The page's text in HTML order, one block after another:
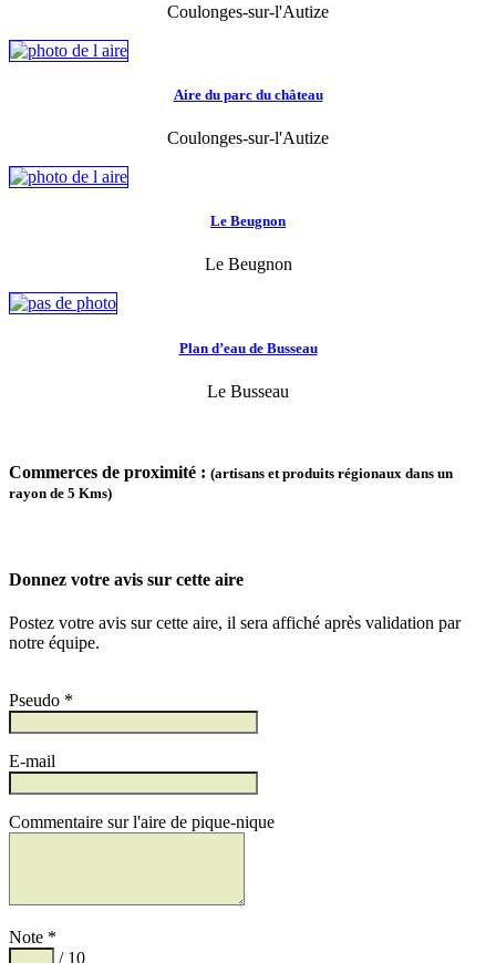
Coulonges-sur-l'Autize
Aire du parc du château
Coulonges-sur-l'Autize
Le Beugnon
Le Beugnon
Plan d’eau de Busseau
Le Busseau
Commerces de proximité : (artisans et produits régionaux dans un
rayon de 5 Kms)
Donnez votre avis sur cette aire
Postez votre avis sur cette aire, il sera affiché après validation par
notre équipe.
Pseudo *
E-mail
Commentaire sur l'aire de pique-nique
Note *
/ 10